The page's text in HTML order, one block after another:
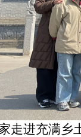
走进充满乡